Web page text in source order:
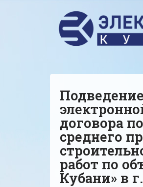
договора
среднего
работ по
Кубани» в